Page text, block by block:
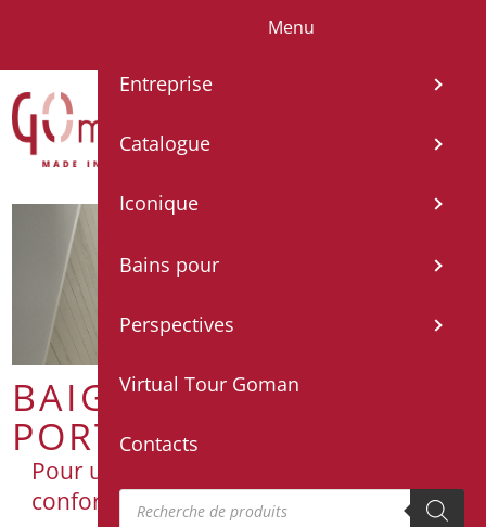
IT EN
BAIGNOIRES AVEC
PORTES
Pour une sensation de total sécurité,
confort, détente et bien-être
Menu
Entreprise
Catalogue
Iconique
Bains pour
Perspectives
Virtual Tour Goman
Contacts
Recherche de produits